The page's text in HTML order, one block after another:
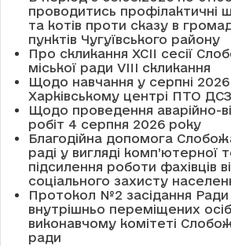
проводитись профілактичні
та котів проти сказу в
пунктів Чугуївського району
Про скликання XCII сесії
міської ради VIII скликання
Щодо навчання у серпні
Харківському центрі ПТО ДСЗ
Щодо проведення аварійно-
робіт 4 серпня 2026 року
Благодійна допомога
раді у вигляді комп’ютерної
підсилення роботи фахівців
соціального захисту
Протокол №2 засідання Ради
внутрішньо переміщених
виконавчому комітеті
ради